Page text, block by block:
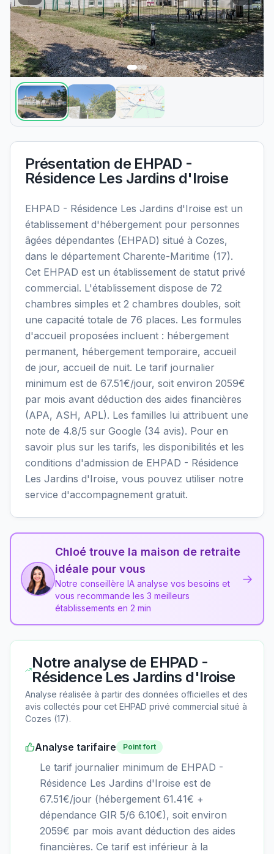
Présentation de EHPAD -
Résidence Les Jardins d'Iroise
EHPAD - Résidence Les Jardins d'Iroise est un
établissement d'hébergement pour personnes
âgées dépendantes (EHPAD) situé à Cozes,
dans le département Charente-Maritime (17).
Cet EHPAD est un établissement de statut privé
commercial. L'établissement dispose de 72
chambres simples et 2 chambres doubles, soit
une capacité totale de 76 places. Les formules
d'accueil proposées incluent : hébergement
permanent, hébergement temporaire, accueil
de jour, accueil de nuit. Le tarif journalier
minimum est de 67.51€/jour, soit environ 2059€
par mois avant déduction des aides financières
(APA, ASH, APL). Les familles lui attribuent une
note de 4.8/5 sur Google (34 avis). Pour en
savoir plus sur les tarifs, les disponibilités et les
conditions d'admission de EHPAD - Résidence
Les Jardins d'Iroise, vous pouvez utiliser notre
service d'accompagnement gratuit.
Chloé trouve la maison de retraite
idéale pour vous
Notre conseillère IA analyse vos besoins et
vous recommande les 3 meilleurs
établissements en 2 min
→
Notre analyse de EHPAD -
Résidence Les Jardins d'Iroise
Analyse réalisée à partir des données officielles et des
avis collectés pour cet EHPAD privé commercial situé à
Cozes (17).
Analyse tarifaire Point fort
Le tarif journalier minimum de EHPAD -
Résidence Les Jardins d'Iroise est de
67.51€/jour (hébergement 61.41€ +
dépendance GIR 5/6 6.10€), soit environ
2059€ par mois avant déduction des aides
financières. Ce tarif est inférieur à la